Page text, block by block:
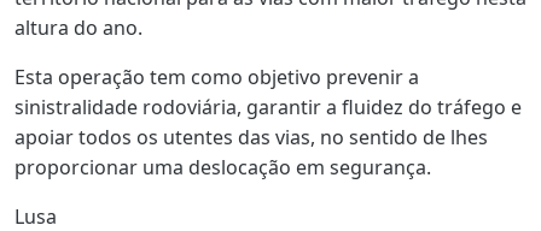
altura do ano.
Esta operação tem como objetivo prevenir a
sinistralidade rodoviária, garantir a fluidez do tráfego e
apoiar todos os utentes das vias, no sentido de lhes
proporcionar uma deslocação em segurança.
Lusa